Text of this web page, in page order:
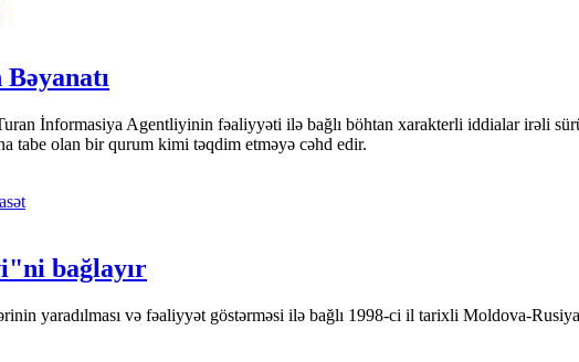
İnformasiya Agentliyinin fəaliyyəti ilə bağlı böhtan xarakterli iddialar irəli
tabe olan bir qurum kimi təqdim etməyə cəhd edir.
bağlayır
yaradılması və fəaliyyət göstərməsi ilə bağlı 1998-ci il tarixli Moldova-